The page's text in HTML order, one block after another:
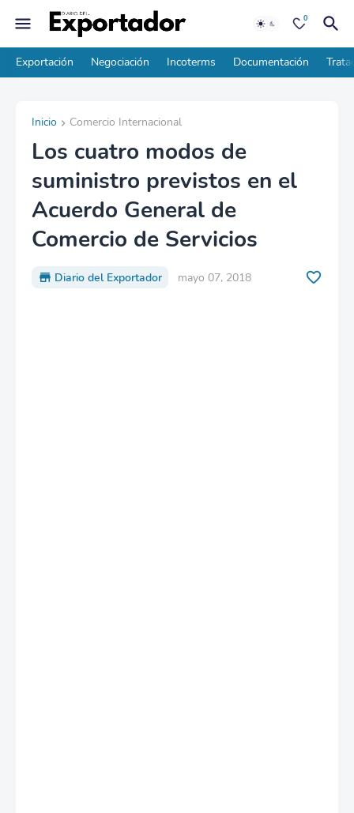
0
Exportación Negociación Incoterms Documentación
Inicio Comercio Internacional
Los cuatro modos de
suministro previstos en el
Acuerdo General de
Comercio de Servicios
Diario del Exportador mayo 07, 2018